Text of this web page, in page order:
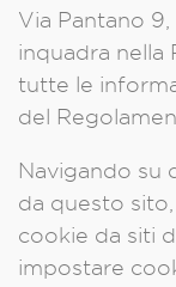
Via Pantano
inquadra nella
tutte le
del
Navigando su
da questo
cookie da siti
impostare